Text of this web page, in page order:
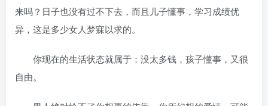
来吗？日子也没有过不下去，而且儿子懂事，学习成绩优
异，这是多少女人梦寐以求的。
你现在的生活状态就属于：没太多钱，孩子懂事，又很
自由。